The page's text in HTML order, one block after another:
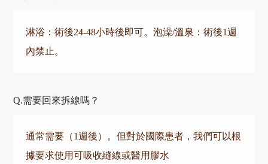
淋浴：術後24-48小時後即可。泡澡/溫泉：術後1週
內禁止。
需要回來拆線嗎？
通常需要（1週後）。但對於國際患者，我們可以根
據要求使用可吸收縫線或醫用膠水